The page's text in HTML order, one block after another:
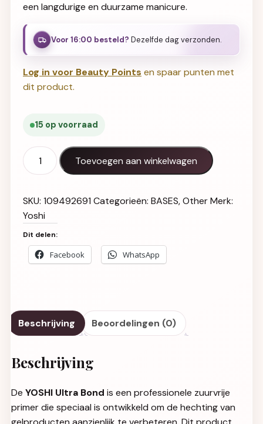
een langdurige en duurzame manicure.
Voor 16:00 besteld? Dezelfde dag verzonden.
Log in voor Beauty Points en spaar punten met
dit product.
15 op voorraad
Ultra Bond 007 Base UV Hybrid aantal
Toevoegen aan winkelwagen
SKU: 109492691Categorieën: BASES,OtherMerk:
Yoshi
Dit delen:
Facebook WhatsApp
Beschrijving Beoordelingen (0)
Beschrijving
De YOSHI Ultra Bond is een professionele zuurvrije
primer die speciaal is ontwikkeld om de hechting van